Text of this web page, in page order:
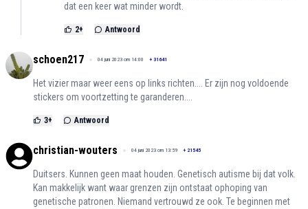
dat een keer wat minder wordt.
2+ Antwoord
schoen217 04 juni 2023 om 14:00 + 31641
Het vizier maar weer eens op links richten.... Er zijn nog voldoende
stickers om voortzetting te garanderen....
3+ Antwoord
christian-wouters 04 juni 2023 om 13:59 + 21545
Duitsers. Kunnen geen maat houden. Genetisch autisme bij dat volk.
Kan makkelijk want waar grenzen zijn ontstaat ophoping van
genetische patronen. Niemand vertrouwd ze ook. Te beginnen met